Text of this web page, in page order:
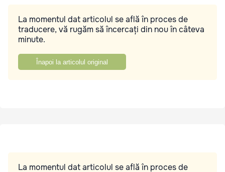
La momentul dat articolul se află în proces de
traducere, vă rugăm să încercați din nou în câteva
minute.
Înapoi la articolul original
La momentul dat articolul se află în proces de